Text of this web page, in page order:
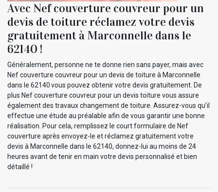
Avec Nef couverture couvreur pour un
devis de toiture réclamez votre devis
gratuitement à Marconnelle dans le
62140 !
Généralement, personne ne te donne rien sans payer, mais avec
Nef couverture couvreur pour un devis de toiture à Marconnelle
dans le 62140 vous pouvez obtenir votre devis gratuitement. De
plus Nef couverture couvreur pour un devis toiture vous assure
également des travaux changement de toiture. Assurez-vous qu’il
effectue une étude au préalable afin de vous garantir une bonne
réalisation. Pour cela, remplissez le court formulaire de Nef
couverture après envoyez-le et réclamez gratuitement votre
devis à Marconnelle dans le 62140, donnez-lui au moins de 24
heures avant de tenir en main votre devis personnalisé et bien
détaillé !